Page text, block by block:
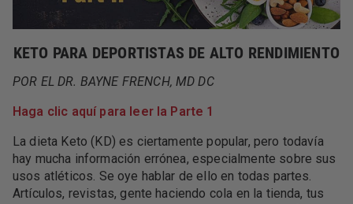
KETO PARA DEPORTISTAS DE ALTO RENDIMIENTO
POR EL DR. BAYNE FRENCH, MD DC
Haga clic aquí para leer la Parte 1
La dieta Keto (KD) es ciertamente popular, pero todavía
hay mucha información errónea, especialmente sobre sus
usos atléticos. Se oye hablar de ello en todas partes.
Artículos, revistas, gente haciendo cola en la tienda, tus